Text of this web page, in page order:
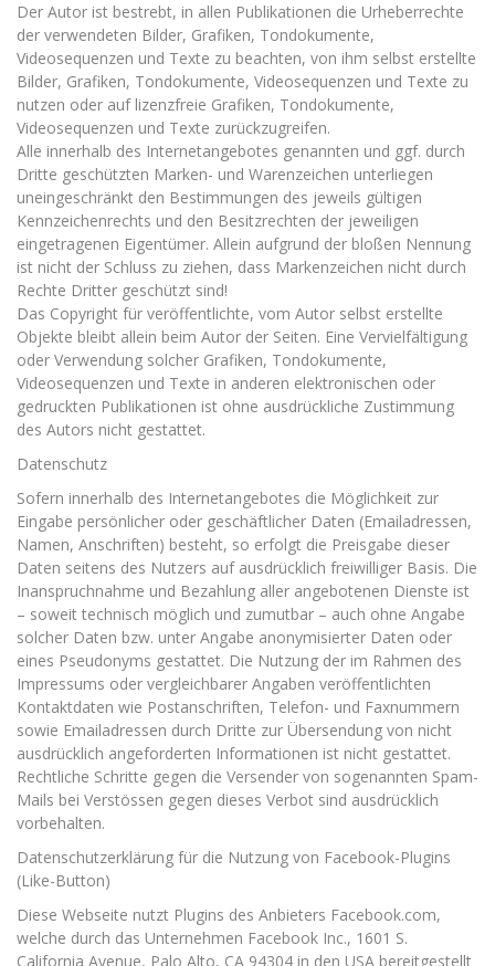
Der Autor ist bestrebt, in allen Publikationen die Urheberrechte
der verwendeten Bilder, Grafiken, Tondokumente,
Videosequenzen und Texte zu beachten, von ihm selbst erstellte
Bilder, Grafiken, Tondokumente, Videosequenzen und Texte zu
nutzen oder auf lizenzfreie Grafiken, Tondokumente,
Videosequenzen und Texte zurückzugreifen.
Alle innerhalb des Internetangebotes genannten und ggf. durch
Dritte geschützten Marken- und Warenzeichen unterliegen
uneingeschränkt den Bestimmungen des jeweils gültigen
Kennzeichenrechts und den Besitzrechten der jeweiligen
eingetragenen Eigentümer. Allein aufgrund der bloßen Nennung
ist nicht der Schluss zu ziehen, dass Markenzeichen nicht durch
Rechte Dritter geschützt sind!
Das Copyright für veröffentlichte, vom Autor selbst erstellte
Objekte bleibt allein beim Autor der Seiten. Eine Vervielfältigung
oder Verwendung solcher Grafiken, Tondokumente,
Videosequenzen und Texte in anderen elektronischen oder
gedruckten Publikationen ist ohne ausdrückliche Zustimmung
des Autors nicht gestattet.
Datenschutz
Sofern innerhalb des Internetangebotes die Möglichkeit zur
Eingabe persönlicher oder geschäftlicher Daten (Emailadressen,
Namen, Anschriften) besteht, so erfolgt die Preisgabe dieser
Daten seitens des Nutzers auf ausdrücklich freiwilliger Basis. Die
Inanspruchnahme und Bezahlung aller angebotenen Dienste ist
– soweit technisch möglich und zumutbar – auch ohne Angabe
solcher Daten bzw. unter Angabe anonymisierter Daten oder
eines Pseudonyms gestattet. Die Nutzung der im Rahmen des
Impressums oder vergleichbarer Angaben veröffentlichten
Kontaktdaten wie Postanschriften, Telefon- und Faxnummern
sowie Emailadressen durch Dritte zur Übersendung von nicht
ausdrücklich angeforderten Informationen ist nicht gestattet.
Rechtliche Schritte gegen die Versender von sogenannten Spam-
Mails bei Verstössen gegen dieses Verbot sind ausdrücklich
vorbehalten.
Datenschutzerklärung für die Nutzung von Facebook-Plugins
(Like-Button)
Diese Webseite nutzt Plugins des Anbieters Facebook.com,
welche durch das Unternehmen Facebook Inc., 1601 S.
California Avenue, Palo Alto, CA 94304 in den USA bereitgestellt